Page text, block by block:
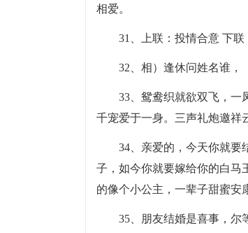
相爱。
31、上联：投情合意 下
32、相）逢休问姓名谁，
33、鸳鸯织就欲双飞，一
千宠爱于一身。三声礼炮邀祥
34、亲爱的，今天你就要
子，如今你就要嫁给你的白马
的像个小公主，一辈子甜蜜安
35、朋友结婚是喜事，尔